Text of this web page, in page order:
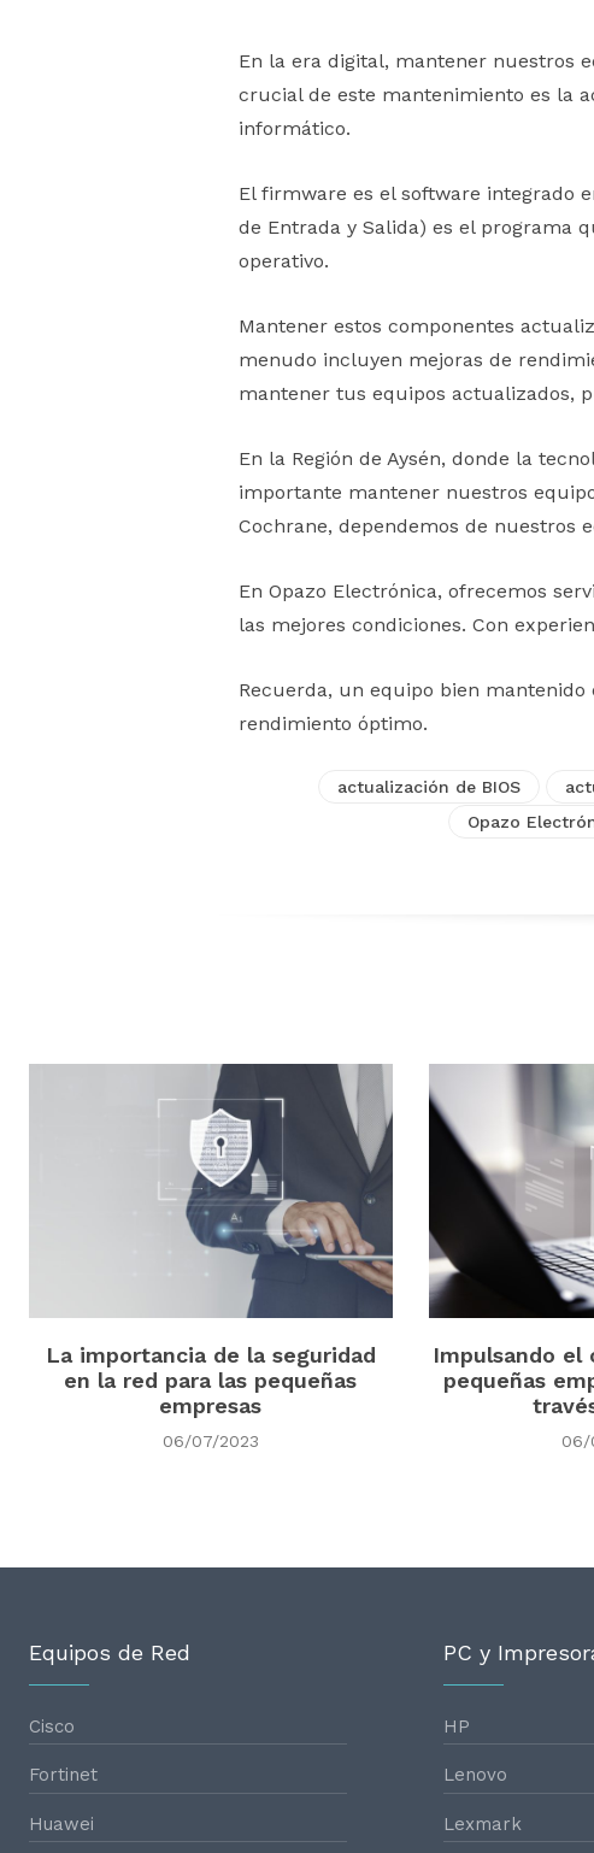
En la era digital, mantener nuestros
crucial de este mantenimiento es la
informático.
El firmware es el software integrado
de Entrada y Salida) es el programa
operativo.
Mantener estos componentes
menudo incluyen mejoras de
mantener tus equipos actualizados,
En la Región de Aysén, donde la
importante mantener nuestros
Cochrane, dependemos de nuestros
En Opazo Electrónica, ofrecemos
las mejores condiciones. Con
Recuerda, un equipo bien
rendimiento óptimo.
actualización de BIOS
Opazo
La importancia de la seguridad
en la red para las pequeñas
empresas
06/07/2023
Impulsando el
pequeñas
06/
Equipos de Red
Cisco
Fortinet
Huawei
PC y
HP
Lenovo
Lexmark